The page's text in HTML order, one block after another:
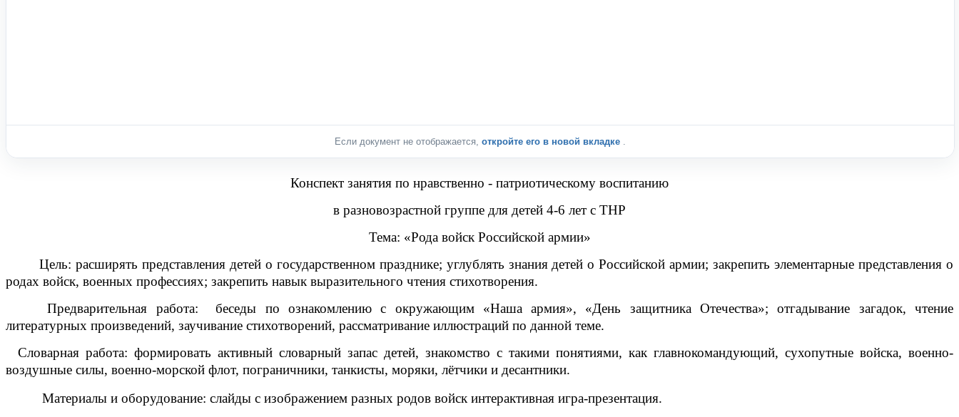
Если документ не отображается, откройте его в новой вкладке
Конспект занятия по нравственно - патриотическому воспитанию
в разновозрастной группе для детей 4-6 лет с ТНР
Тема: «Рода войск Российской армии»
Цель: расширять представления детей о государственном празднике; углублять знания детей о Российской армии; закрепить элементарные представления о
родах войск, военных профессиях; закрепить навык выразительного чтения стихотворения.
Предварительная работа:
беседы по ознакомлению с окружающим «Наша армия», «День защитника Отечества»; отгадывание загадок, чтение
литературных произведений, заучивание стихотворений, рассматривание иллюстраций по данной теме.
Словарная работа: формировать активный словарный запас детей, знакомство с такими понятиями, как главнокомандующий, сухопутные войска, военно-
воздушные силы, военно-морской флот, пограничники, танкисты, моряки, лётчики и десантники.
Материалы и оборудование: слайды с изображением разных родов войск интерактивная игра-презентация.